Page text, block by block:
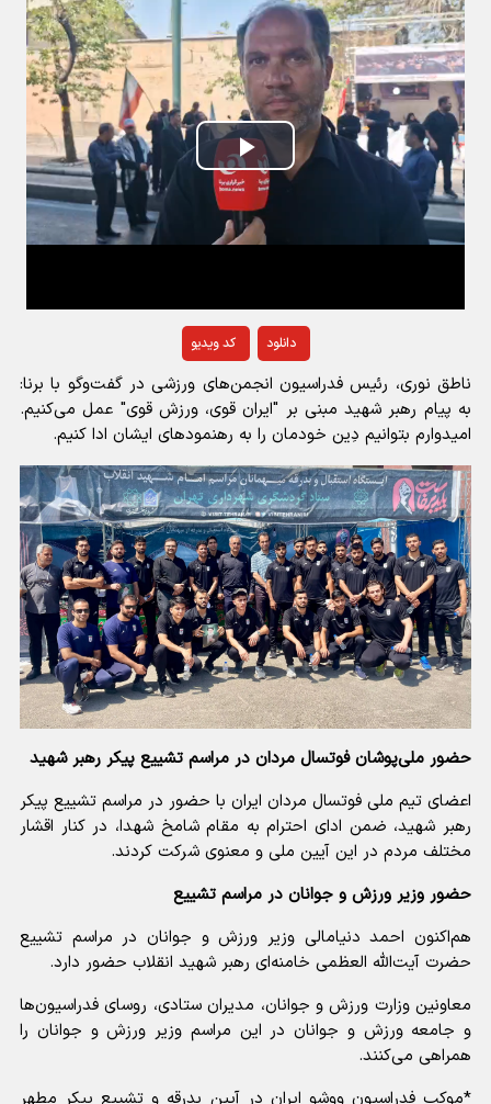
Play
Video
کد ویدیو دانلود
ناطق نوری، رئیس فدراسیون انجمن‌های ورزشی در گفت‌وگو با برنا:
به پیام رهبر شهید مبنی بر "ایران قوی، ورزش قوی" عمل می‌کنیم.
امیدوارم بتوانیم دِین خودمان را به رهنمودهای ایشان ادا کنیم.
حضور ملی‌پوشان فوتسال مردان در مراسم تشییع پیکر رهبر شهید
اعضای تیم ملی فوتسال مردان ایران با حضور در مراسم تشییع پیکر
رهبر شهید، ضمن ادای احترام به مقام شامخ شهدا، در کنار اقشار
مختلف مردم در این آیین ملی و معنوی شرکت کردند.
حضور وزیر ورزش و جوانان در مراسم تشییع
هم‌اکنون احمد دنیامالی وزیر ورزش و جوانان در مراسم تشییع
حضرت آیت‌الله العظمی خامنه‌ای رهبر شهید انقلاب حضور دارد.
معاونین وزارت ورزش و جوانان، مدیران ستادی، روسای فدراسیون‌ها
و جامعه ورزش و جوانان در این مراسم وزیر ورزش و جوانان را
همراهی می‌کنند.